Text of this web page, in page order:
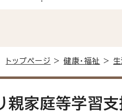
トップページ >健康・福祉 >
親家庭等学習